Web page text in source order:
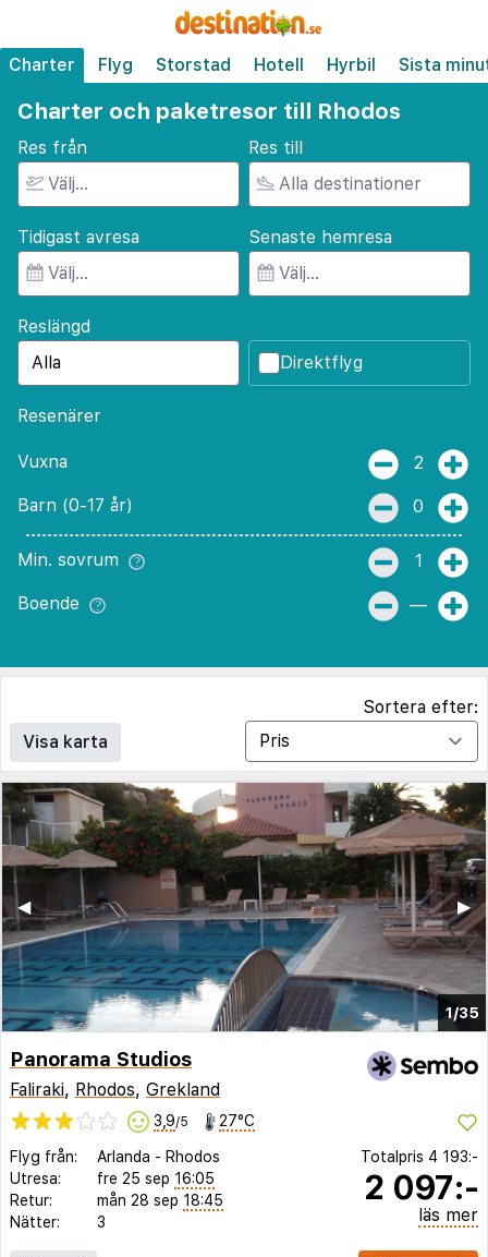
Charter Flyg Storstad Hotell Hyrbil Sista
Charter och paketresor till Rhodos
Res från Res till
Tidigast avresa Senaste hemresa
Reslängd
Direktflyg
Resenärer
Vuxna 2
Barn (0-17 år) 0
Min. sovrum 1
Boende —
Visa karta
Sortera efter:
1/35
▶︎
◀︎
Panorama Studios
Faliraki, Rhodos, Grekland
3,9/5 27°C
Flyg från: Arlanda - Rhodos
Utresa:
fre 25 sep 16:05
Retur:
mån 28 sep 18:45
Nätter:
3
Totalpris 4 193:-
2 097:-
läs mer